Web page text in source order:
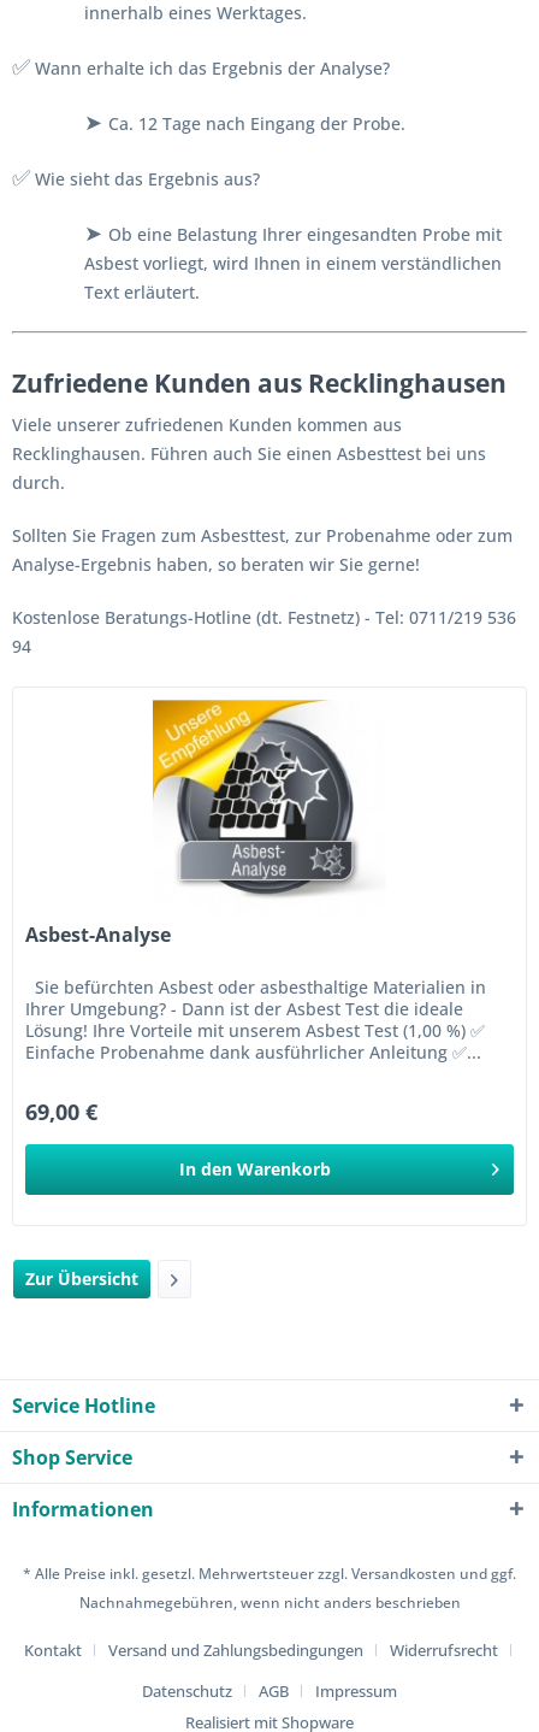
innerhalb eines Werktages.
✅ Wann erhalte ich das Ergebnis der Analyse?
➤ Ca. 12 Tage nach Eingang der Probe.
✅ Wie sieht das Ergebnis aus?
➤ Ob eine Belastung Ihrer eingesandten Probe mit
Asbest vorliegt, wird Ihnen in einem verständlichen
Text erläutert.
Zufriedene Kunden aus Recklinghausen
Viele unserer zufriedenen Kunden kommen aus
Recklinghausen. Führen auch Sie einen Asbesttest bei uns
durch.
Sollten Sie Fragen zum Asbesttest, zur Probenahme oder zum
Analyse-Ergebnis haben, so beraten wir Sie gerne!
Kostenlose Beratungs-Hotline (dt. Festnetz) - Tel: 0711/219 536
94
Asbest-Analyse
Sie befürchten Asbest oder asbesthaltige Materialien in
Ihrer Umgebung? - Dann ist der Asbest Test die ideale
Lösung! Ihre Vorteile mit unserem Asbest Test (1,00 %) ✅
Einfache Probenahme dank ausführlicher Anleitung ✅...
69,00 €
In den Warenkorb
Zur Übersicht
Service Hotline
Shop Service
Informationen
* Alle Preise inkl. gesetzl. Mehrwertsteuer zzgl.Versandkosten und ggf.
Nachnahmegebühren, wenn nicht anders beschrieben
Kontakt Versand und Zahlungsbedingungen
Widerrufsrecht
Datenschutz
AGB
Impressum
Realisiert mit Shopware